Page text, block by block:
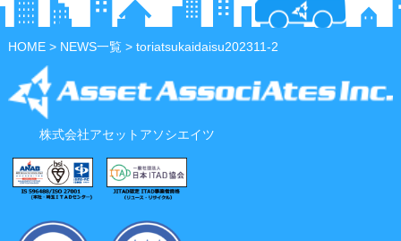
HOME> NEWS一覧> toriatsukaidaisu202311-2
株式会社アセットアソシエイツ